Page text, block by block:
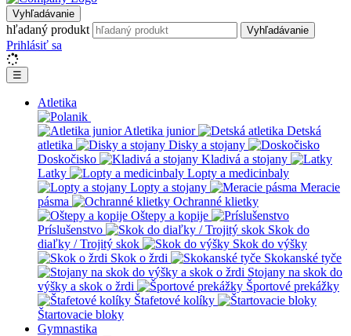
Vyhľadávanie
hľadaný produkt Vyhľadávanie
Prihlásiť sa
☰
Atletika
Atletika junior
Detská
atletika
Disky a stojany
Doskočisko
Kladivá a stojany
Latky
Lopty a medicinbaly
Lopty a stojany
Meracie
pásma
Ochranné klietky
Oštepy a kopije
Príslušenstvo
Skok do
diaľky / Trojitý skok
Skok do výšky
Skok o žrdi
Skokanské tyče
Stojany na skok do
výšky a skok o žrdi
Športové prekážky
Štafetové kolíky
Štartovacie bloky
Gymnastika